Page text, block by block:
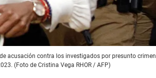
acusación contra los investigados por presunto crimen
(Foto de Cristina Vega RHOR / AFP)